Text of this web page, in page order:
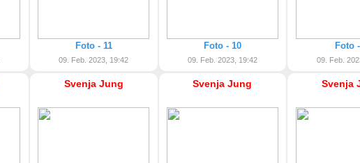
Foto - 11
09. Feb. 2023, 19:42
Foto - 10
09. Feb. 2023, 19:42
Foto
09. Feb.
Svenja Jung Svenja Jung Svenja